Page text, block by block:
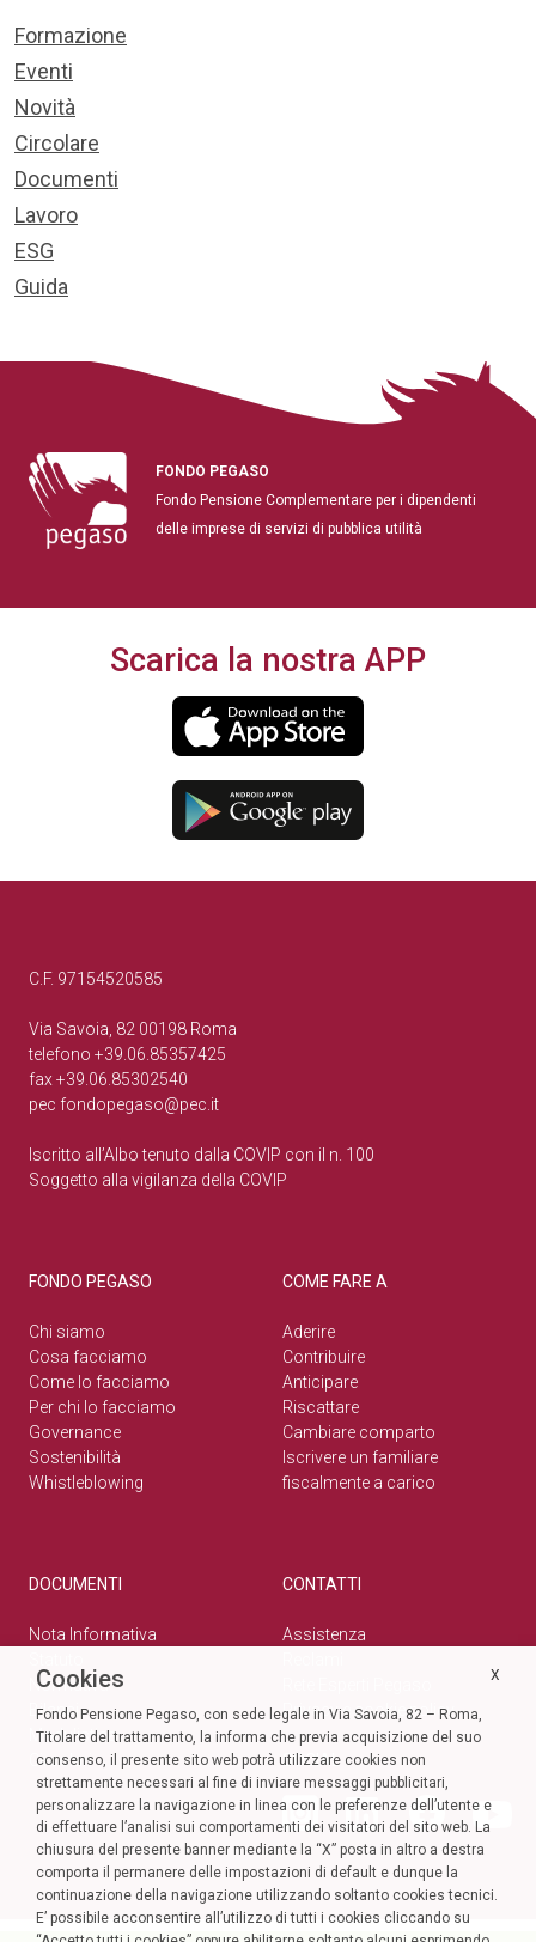
Formazione
Eventi
Novità
Circolare
Documenti
Lavoro
ESG
Guida
FONDO PEGASO
Fondo Pensione Complementare per i dipendenti
delle imprese di servizi di pubblica utilità
Scarica la nostra APP
C.F. 97154520585
Via Savoia, 82 00198 Roma
telefono +39.06.85357425
fax +39.06.85302540
pec fondopegaso@pec.it
Iscritto all’Albo tenuto dalla COVIP con il n. 100
Soggetto alla vigilanza della COVIP
FONDO PEGASO
Chi siamo
Cosa facciamo
Come lo facciamo
Per chi lo facciamo
Governance
Sostenibilità
Whistleblowing
COME FARE A
Aderire
Contribuire
Anticipare
Riscattare
Cambiare comparto
Iscrivere un familiare
fiscalmente a carico
DOCUMENTI
Nota Informativa
Normativa
Bilanci
Modulistica
Circolari
CONTATTI
Assistenza
Privacy e cookie policy
SOCIAL
X
Cookies
Fondo Pensione Pegaso, con sede legale in Via Savoia, 82 – Roma,
Titolare del trattamento, la informa che previa acquisizione del suo
consenso, il presente sito web potrà utilizzare cookies non
strettamente necessari al fine di inviare messaggi pubblicitari,
personalizzare la navigazione in linea con le preferenze dell’utente e
di effettuare l’analisi sui comportamenti dei visitatori del sito web. La
chiusura del presente banner mediante la “X” posta in altro a destra
comporta il permanere delle impostazioni di default e dunque la
continuazione della navigazione utilizzando soltanto cookies tecnici.
E’ possibile acconsentire all’utilizzo di tutti i cookies cliccando su